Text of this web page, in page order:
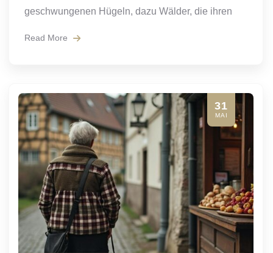
geschwungenen Hügeln, dazu Wälder, die ihren
Read More
31
MAI